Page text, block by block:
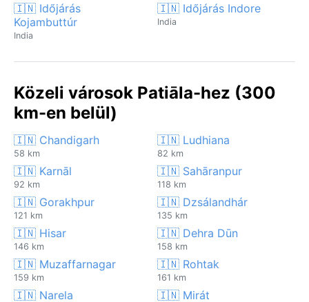
🇮🇳 Időjárás
Kojambuttúr
India
🇮🇳 Időjárás Indore
India
Közeli városok Patiāla-hez (300
km-en belül)
🇮🇳 Chandigarh
58 km
🇮🇳 Ludhiana
82 km
🇮🇳 Karnāl
92 km
🇮🇳 Sahāranpur
118 km
🇮🇳 Gorakhpur
121 km
🇮🇳 Dzsálandhár
135 km
🇮🇳 Hisar
146 km
🇮🇳 Dehra Dūn
158 km
🇮🇳 Muzaffarnagar
159 km
🇮🇳 Rohtak
161 km
🇮🇳 Narela 🇮🇳 Mirát